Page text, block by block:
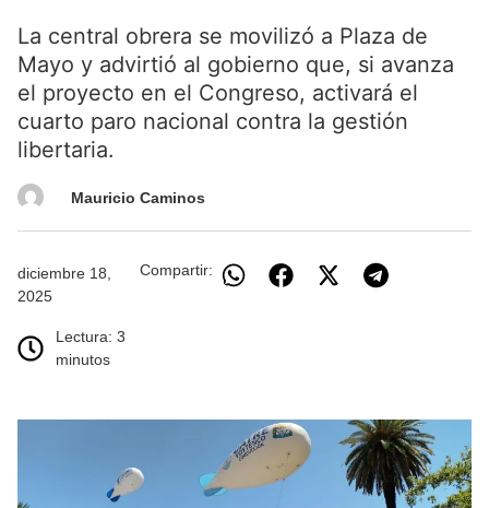
La central obrera se movilizó a Plaza de
Mayo y advirtió al gobierno que, si avanza
el proyecto en el Congreso, activará el
cuarto paro nacional contra la gestión
libertaria.
Mauricio Caminos
diciembre 18,
2025
Lectura: 3
minutos
Compartir: